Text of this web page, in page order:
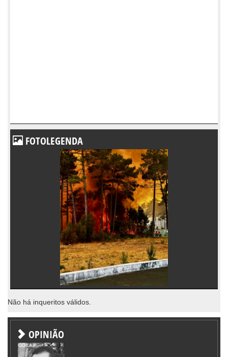
FOTOLEGENDA
Não há inqueritos válidos.
OPINIÃO